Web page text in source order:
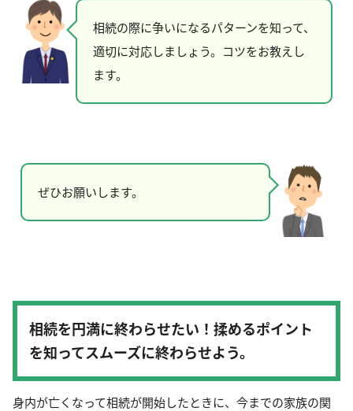
相続の際に争いになるパターンを知って、
適切に対応しましょう。コツをお教えし
ます。
ぜひお願いします。
相続を円満に終わらせたい！揉めるポイント
を知ってスムーズに終わらせよう。
身内が亡くなって相続が開始したときに、今までの家族の関